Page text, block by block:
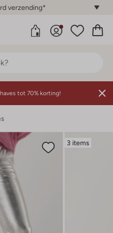
verzending*
tot 70% korting!
3 items